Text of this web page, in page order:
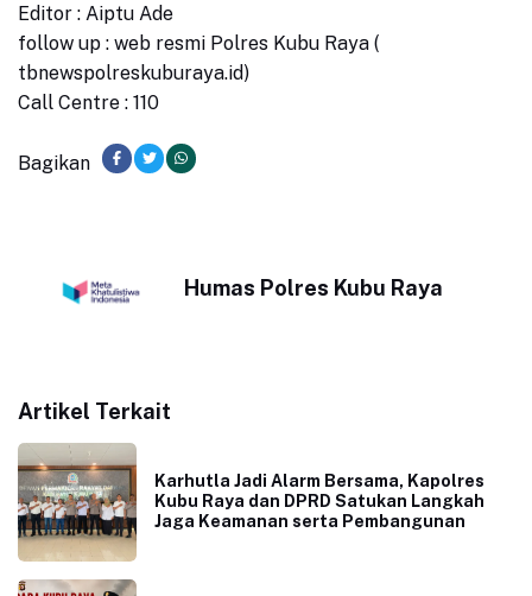
Editor : Aiptu Ade
follow up : web resmi Polres Kubu Raya (
tbnewspolreskuburaya.id)
Call Centre : 110
Bagikan
Humas Polres Kubu Raya
Artikel Terkait
Karhutla Jadi Alarm Bersama, Kapolres
Kubu Raya dan DPRD Satukan Langkah
Jaga Keamanan serta Pembangunan